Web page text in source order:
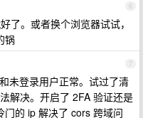
6
了。或者换个浏览器试试，
锅
7
未登录用户正常。试过了清
解决。开启了 2FA 验证还是
的 ip 解决了 cors 跨域问